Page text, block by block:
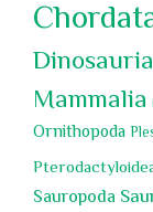
Dinosauria
Mammalia
Ornithopoda
Sauropoda